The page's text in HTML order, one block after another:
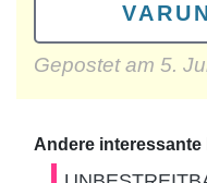
Gepostet am 5.
Andere interessante